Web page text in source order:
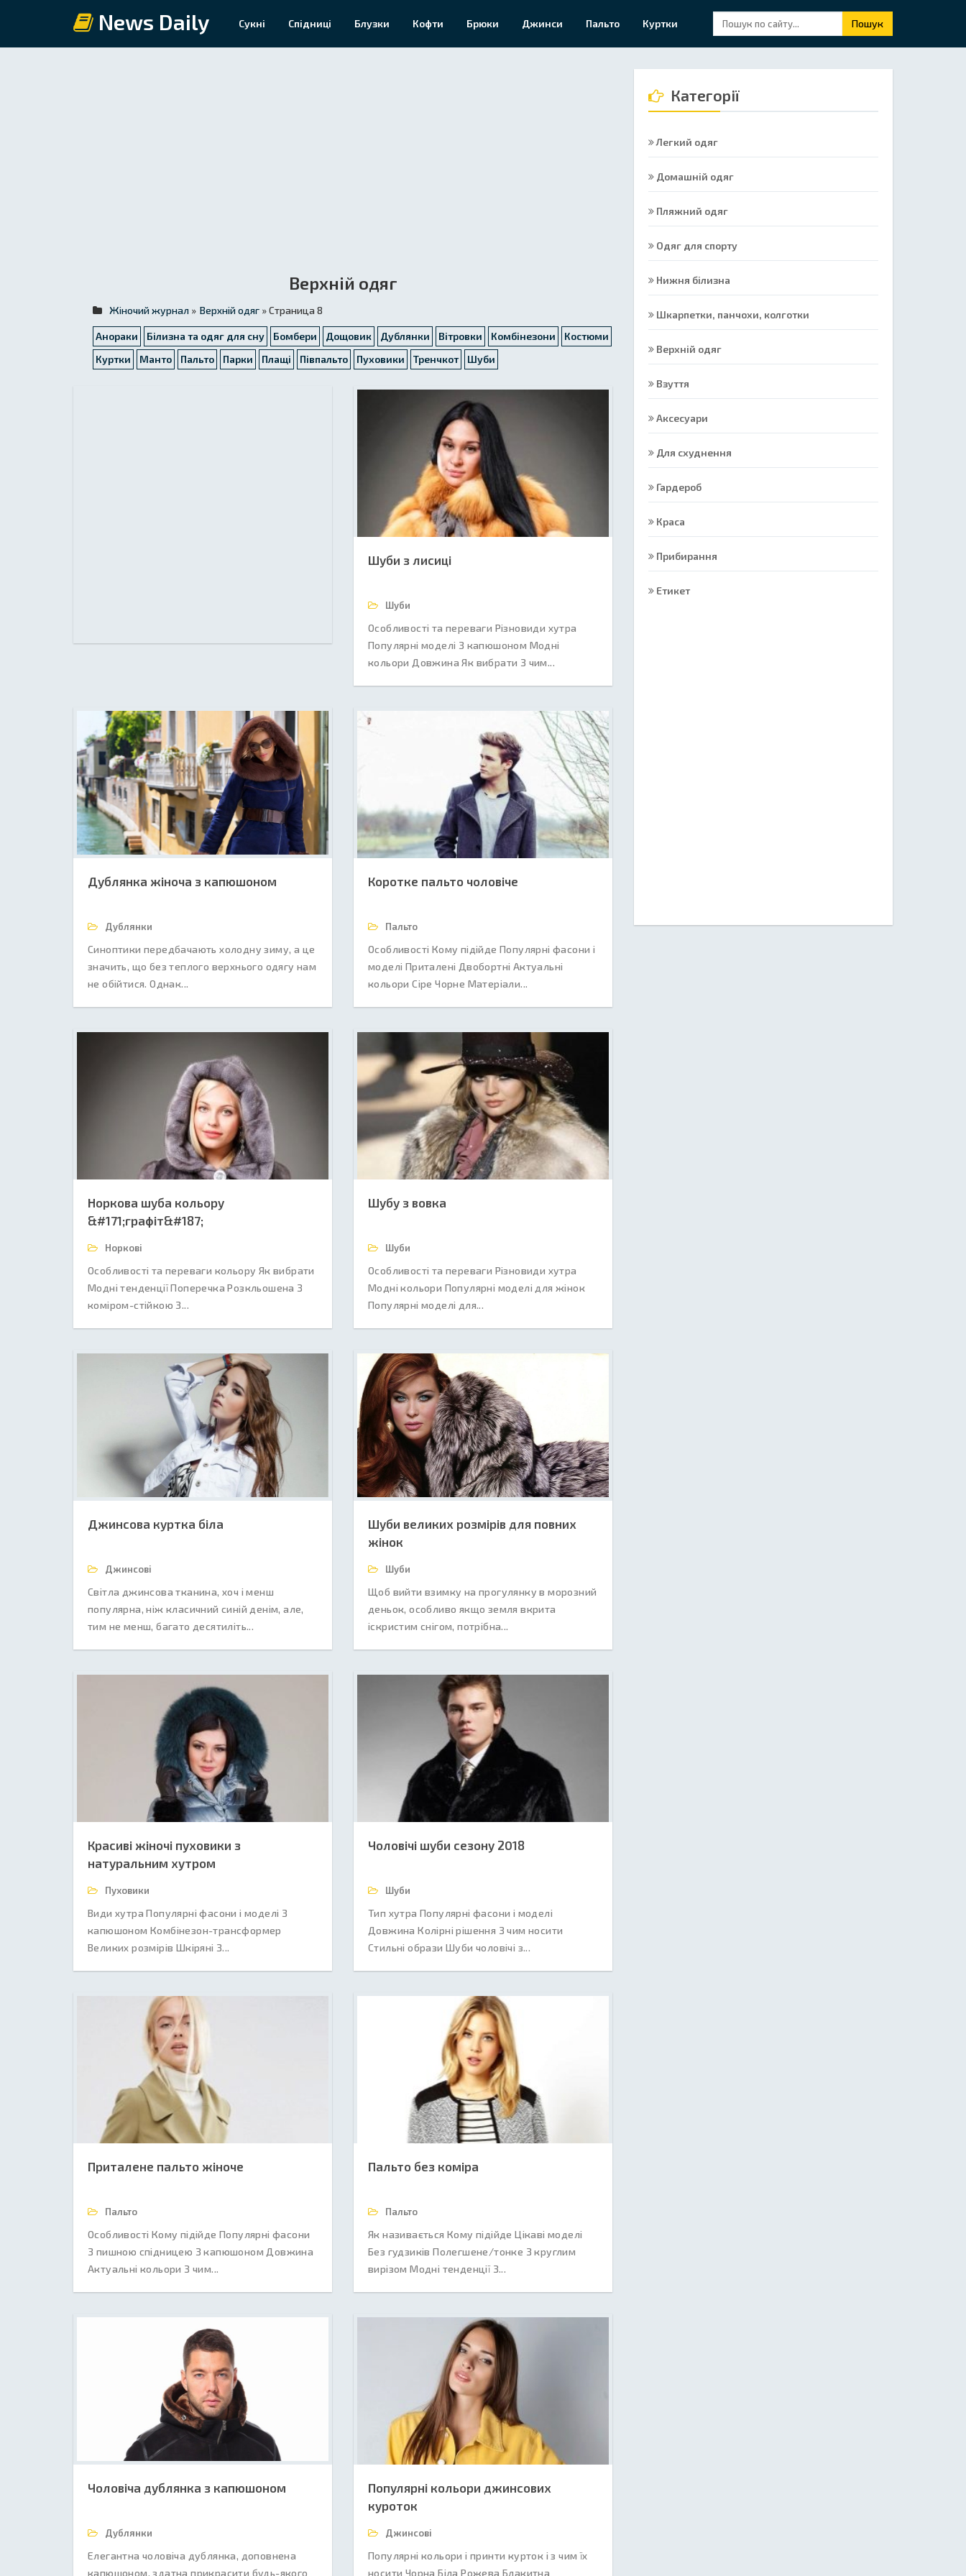
News Daily Сукні Спідниці Блузки Кофти Брюки Джинси Пальто Куртки Пошук
Верхній одяг
Жіночий журнал » Верхній одяг » Страница 8
Анораки Білизна та одяг для сну Бомбери Дощовик Дублянки Вітровки Комбінезони
Костюми
Куртки
Манто Пальто Парки Плащі Півпальто Пуховики Тренчкот Шуби
Шуби з лисиці
Шуби
Особливості та переваги Різновиди хутра
Популярні моделі З капюшоном Модні
кольори Довжина Як вибрати З чим...
Дублянка жіноча з капюшоном
Дублянки
Синоптики передбачають холодну зиму, а це
значить, що без теплого верхнього одягу нам
не обійтися. Однак...
Коротке пальто чоловіче
Пальто
Особливості Кому підійде Популярні фасони і
моделі Приталені Двобортні Актуальні
кольори Сіре Чорне Матеріали...
Норкова шуба кольору
&#171;графіт&#187;
Норкові
Особливості та переваги кольору Як вибрати
Модні тенденції Поперечка Розкльошена З
коміром-стійкою З...
Шубу з вовка
Шуби
Особливості та переваги Різновиди хутра
Модні кольори Популярні моделі для жінок
Популярні моделі для...
Джинсова куртка біла
Джинсові
Світла джинсова тканина, хоч і менш
популярна, ніж класичний синій денім, але,
тим не менш, багато десятиліть...
Шуби великих розмірів для повних
жінок
Шуби
Щоб вийти взимку на прогулянку в морозний
деньок, особливо якщо земля вкрита
іскристим снігом, потрібна...
Красиві жіночі пуховики з
натуральним хутром
Пуховики
Види хутра Популярні фасони і моделі З
капюшоном Комбінезон-трансформер
Великих розмірів Шкіряні З...
Чоловічі шуби сезону 2018
Шуби
Тип хутра Популярні фасони і моделі
Довжина Колірні рішення З чим носити
Стильні образи Шуби чоловічі з...
Приталене пальто жіноче
Пальто
Особливості Кому підійде Популярні фасони
З пишною спідницею З капюшоном Довжина
Актуальні кольори З чим...
Пальто без коміра
Пальто
Як називається Кому підійде Цікаві моделі
Без гудзиків Полегшене/тонке З круглим
вирізом Модні тенденції З...
Чоловіча дублянка з капюшоном
Дублянки
Елегантна чоловіча дублянка, доповнена
капюшоном, здатна прикрасити будь-якого
Популярні кольори джинсових
куроток
Джинсові
Популярні кольори і принти курток і з чим їх
носити Чорна Біла Рожева Блакитна
Категорії
Легкий одяг
Домашній одяг
Пляжний одяг
Одяг для спорту
Нижня білизна
Шкарпетки, панчохи, колготки
Верхній одяг
Взуття
Аксесуари
Для схуднення
Гардероб
Краса
Прибирання
Етикет